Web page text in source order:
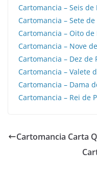
Cartomancia – Seis de
Cartomancia – Sete de
Cartomancia – Oito de
Cartomancia – Nove
Cartomancia – Dez de
Cartomancia – Valete
Cartomancia – Dama
Cartomancia – Rei de
Cartomancia Carta